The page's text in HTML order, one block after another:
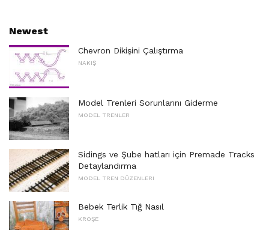
Newest
Chevron Dikişini Çalıştırma
NAKIŞ
Model Trenleri Sorunlarını Giderme
MODEL TRENLER
Sidings ve Şube hatları için Premade Tracks
Detaylandırma
MODEL TREN DÜZENLERI
Bebek Terlik Tığ Nasıl
KROŞE